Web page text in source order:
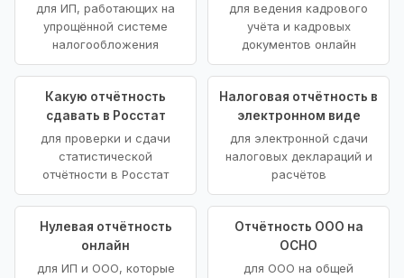
для ИП, работающих на
упрощённой системе
налогообложения
для ведения кадрового
учёта и кадровых
документов онлайн
Какую отчётность
сдавать в Росстат
для проверки и сдачи
статистической
отчётности в Росстат
Налоговая отчётность в
электронном виде
для электронной сдачи
налоговых деклараций и
расчётов
Нулевая отчётность
онлайн
для ИП и ООО, которые
Отчётность ООО на
ОСНО
для ООО на общей